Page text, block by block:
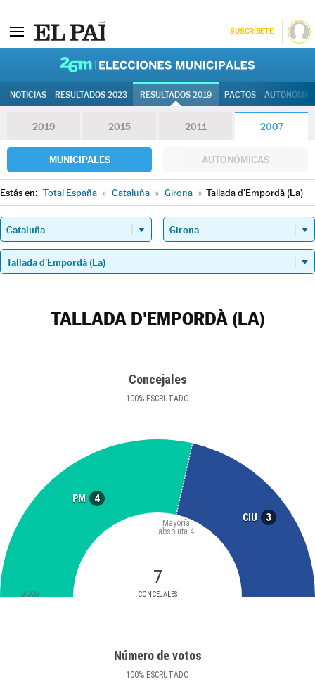
SUSCRÍBETE
NOTICIAS RESULTADOS 2023 RESULTADOS 2019 PACTOS
2019 2015 2011 2007
MUNICIPALES AUTONÓMICAS
Estás en: Total España » Cataluña » Girona » Tallada d'Empordà (La)
TALLADA D'EMPORDÀ (LA)
Concejales
100% ESCRUTADO
PM 4
CIU 3
7
CONCEJALES
Mayoría
absoluta 4
2007
Número de votos
100% ESCRUTADO